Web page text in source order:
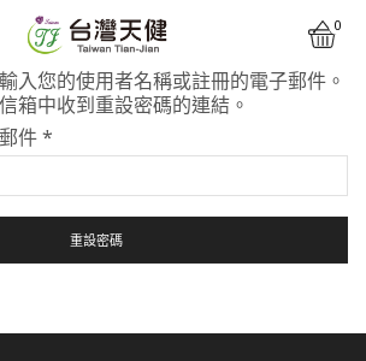
0
入您的使用者名稱或註冊的電子郵件。
箱中收到重設密碼的連結。
件*
重設密碼